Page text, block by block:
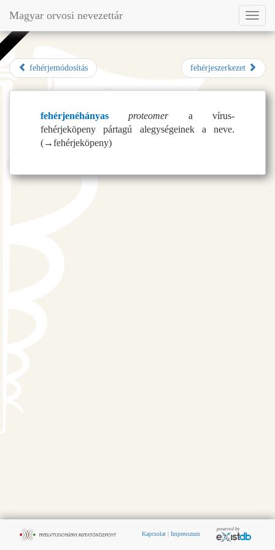
Toggle
Magyar orvosi nevezettár
fehérjemódosítás fehérjeszerkezet
fehérjenéhányas proteomera vírus-
fehérjeköpeny pártagú alegységeinek a neve.
(→fehérjeköpeny)
Kapcsolat | Impresszum